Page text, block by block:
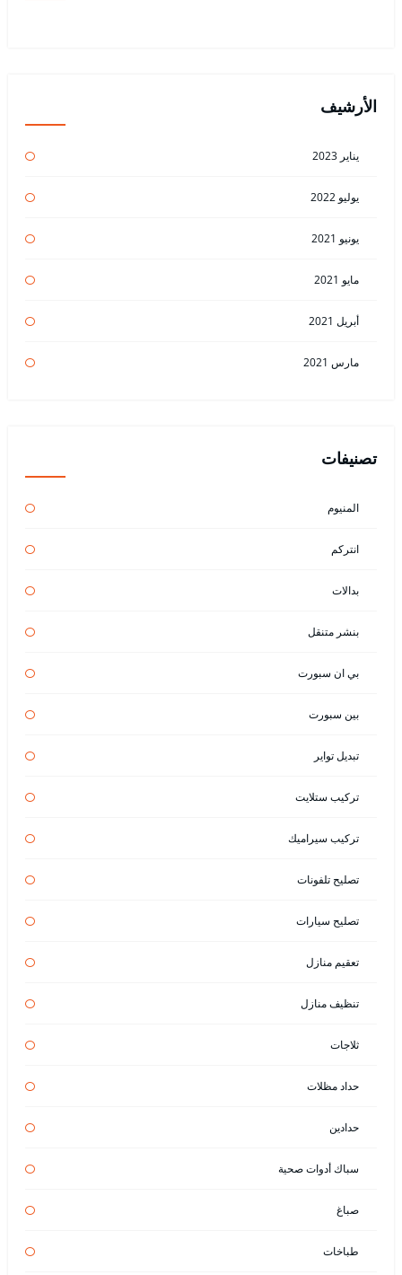
الأرشيف
يناير 2023
يوليو 2022
يونيو 2021
مايو 2021
أبريل 2021
مارس 2021
تصنيفات
المنيوم
انتركم
بدالات
بنشر متنقل
بي ان سبورت
بين سبورت
تبديل تواير
تركيب ستلايت
تركيب سيراميك
تصليح تلفونات
تصليح سيارات
تعقيم منازل
تنظيف منازل
ثلاجات
حداد مظلات
حدادين
سباك أدوات صحية
صباغ
طباخات